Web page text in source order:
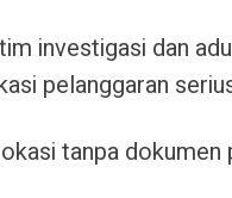
investigasi dan
pelanggaran
tanpa dokumen